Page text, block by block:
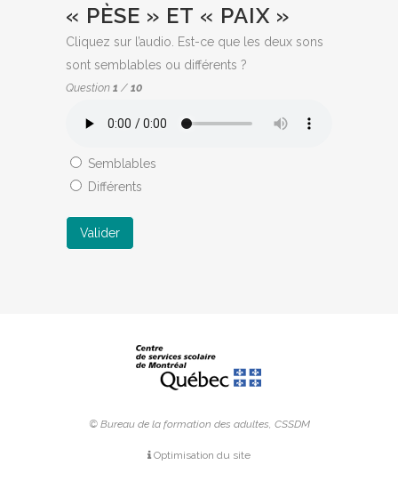
« PÈSE » ET « PAIX »
Cliquez sur l’audio. Est-ce que les deux sons
sont semblables ou différents ?
Question 1 / 10
Semblables
Différents
Valider
© Bureau de la formation des adultes, CSSDM
Optimisation du site